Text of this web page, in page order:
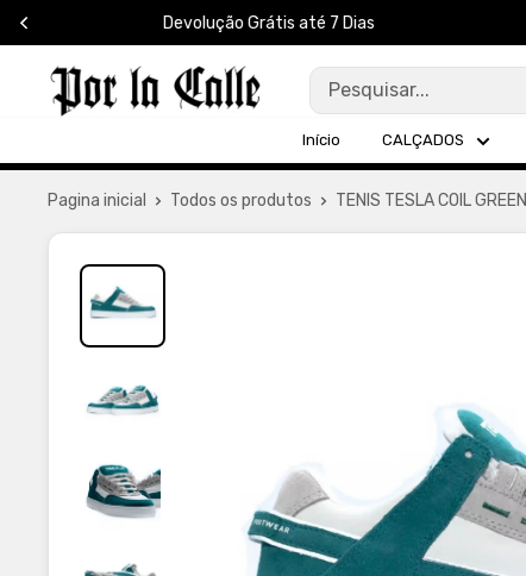
Pular
para
conteúdo
Por
La
Início CALÇADOS
Pagina inicial Todos os produtos TENIS TESLA COIL GREEN